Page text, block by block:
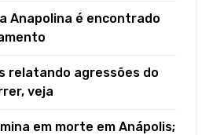
Anapolina é encontrado
relatando agressões do
veja
em morte em Anápolis;